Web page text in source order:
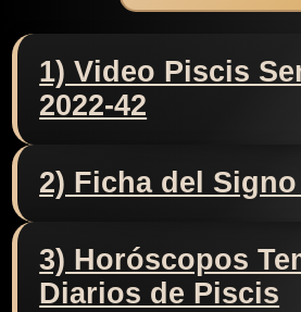
1) Video Piscis
2022-42
2) Ficha del
3) Horóscopos
Diarios de Piscis